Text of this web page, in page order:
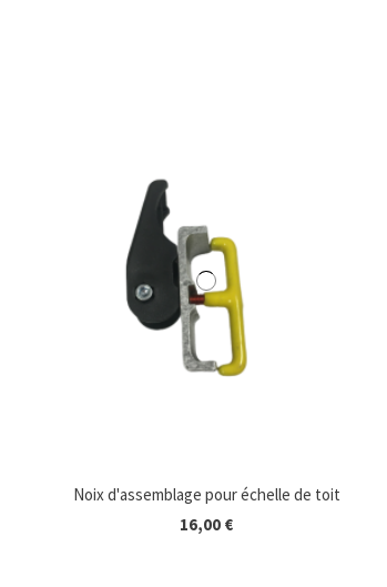
Noix d'assemblage pour échelle de toit
16,00 €